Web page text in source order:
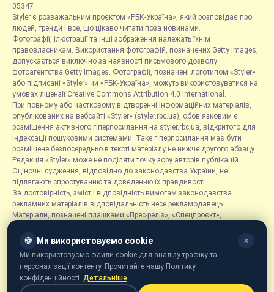
05347
Styler є розважальним проєктом «РБК-Україна», який розповідає про
людей, тренди і все, що цікаво читати поза новинами.
Фотографії, ілюстрації та інші зображення належать їхнім
правовласникам. Використання фотографій, позначених Getty Images,
допускається виключно за наявності письмового дозволу
фотоагентства Getty Images. Фотографії, позначені логотипом «Styler»
або підписані «Styler» чи «РБК-Україна», можуть використовуватися на
умовах ліцензії Creative Commons Attribution 4.0 International.
При повному або частковому відтворенні інформаційних матеріалів,
опублікованих на вебсайті «Styler» (styler.rbc.ua), обов'язковим є
розміщення активного гіперпосилання на styler.rbc.ua, відкритого для
індексації пошуковими системами. Таке гіперпосилання має бути
розміщене безпосередньо в тексті матеріалу не нижче другого абзацу.
Редакція «Styler» може не поділяти точку зору авторів публікацій.
Оціночні судження, відповідно до законодавства України, не
підлягають спростуванню та доведенню їх правдивості.
За достовірність, зміст і відповідність вимогам законодавства
рекламних матеріалів відповідальність несе рекламодавець.
Матеріали, позначені плашками «Прес-реліз», «Спецпроєкт»,
розміщуються на правах реклами.
Рубрика «Новини компаній» є інформаційним форматом, що містить
новини, повідомлення та оголошення, пов'язані з діяльністю
компаній, і ґрунтується на інформації, наданій відповідними
компаніями. Редакція не несе відповідальності за достовірність такої
🍪 Ми використовуємо cookie ✕
Ми використовуємо файли cookie для аналізу трафіку та
персоналізації контенту. Прочитайте нашу Політику
конфіденційності. Детальніше